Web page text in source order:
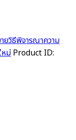
ยวิธีพิจารณาความ
ม่ Product ID: